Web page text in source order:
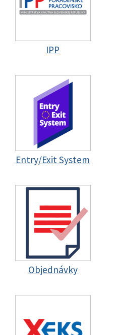
IPP
Entry/Exit System
Objednávky